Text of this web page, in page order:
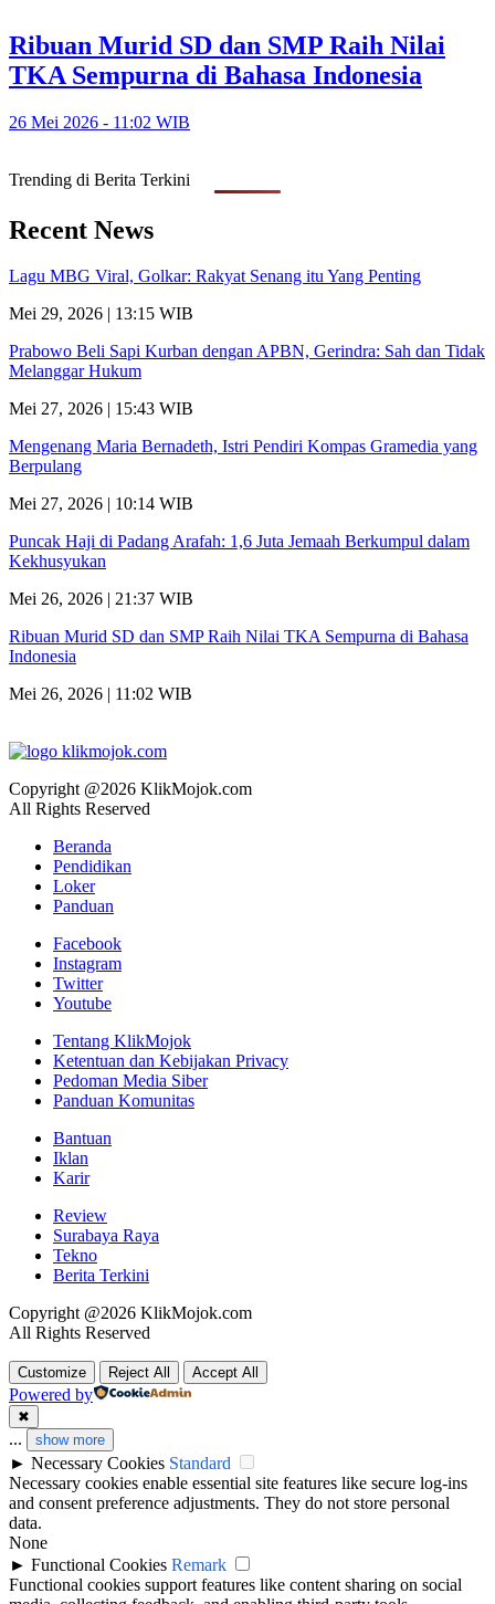
Ribuan Murid SD dan SMP Raih Nilai
TKA Sempurna di Bahasa Indonesia
26 Mei 2026 - 11:02 WIB
Trending di Berita Terkini
Recent News
Lagu MBG Viral, Golkar: Rakyat Senang itu Yang Penting
Mei 29, 2026 | 13:15 WIB
Prabowo Beli Sapi Kurban dengan APBN, Gerindra: Sah dan Tidak
Melanggar Hukum
Mei 27, 2026 | 15:43 WIB
Mengenang Maria Bernadeth, Istri Pendiri Kompas Gramedia yang
Berpulang
Mei 27, 2026 | 10:14 WIB
Puncak Haji di Padang Arafah: 1,6 Juta Jemaah Berkumpul dalam
Kekhusyukan
Mei 26, 2026 | 21:37 WIB
Ribuan Murid SD dan SMP Raih Nilai TKA Sempurna di Bahasa
Indonesia
Mei 26, 2026 | 11:02 WIB
Copyright @2026 KlikMojok.com
All Rights Reserved
Beranda
Pendidikan
Loker
Panduan
Facebook
Instagram
Twitter
Youtube
Tentang KlikMojok
Ketentuan dan Kebijakan Privacy
Pedoman Media Siber
Panduan Komunitas
Bantuan
Iklan
Karir
Review
Surabaya Raya
Tekno
Berita Terkini
Copyright @2026 KlikMojok.com
All Rights Reserved
Customize Reject All Accept All
Powered by
✖
... show more
► Necessary Cookies Standard
Necessary cookies enable essential site features like secure log-ins
and consent preference adjustments. They do not store personal
data.
None
► Functional Cookies Remark
Functional cookies support features like content sharing on social